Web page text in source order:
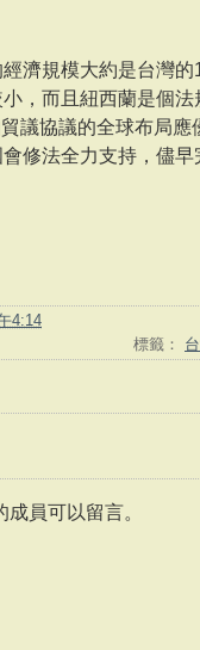
濟規模大約是台灣
，而且紐西蘭是個
議協議的全球布局
修法全力支持，儘早
4:14
標籤：
員可以留言。